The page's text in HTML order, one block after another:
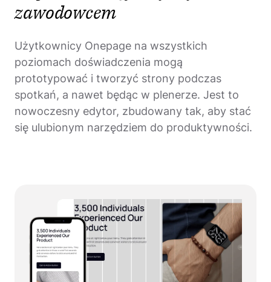
zawodowcem
Użytkownicy Onepage na wszystkich
poziomach doświadczenia mogą
prototypować i tworzyć strony podczas
spotkań, a nawet będąc w plenerze. Jest to
nowoczesny edytor, zbudowany tak, aby stać
się ulubionym narzędziem do produktywności.